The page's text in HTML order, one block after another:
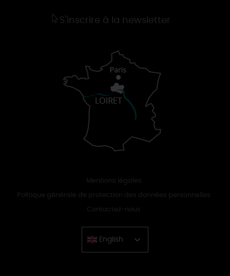
S'inscrire à la newsletter
Mentions légales
Politique générale de protection des données personnelles
Contactez-nous
English
Chinese